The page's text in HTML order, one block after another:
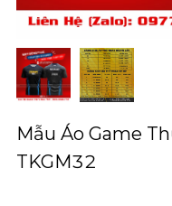
Mẫu Áo Game
TKGM32